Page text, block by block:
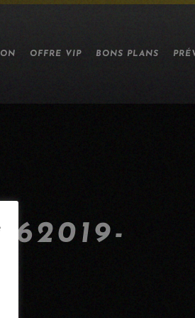
OFFRE VIP BONS PLANS